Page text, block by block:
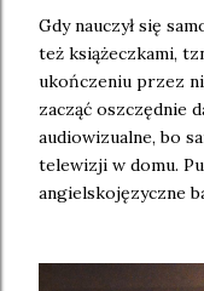
Gdy nauczył się
też książeczkami,
ukończeniu przez
zacząć oszczędnie
audiowizualne, bo
telewizji w domu.
angielskojęzyczne